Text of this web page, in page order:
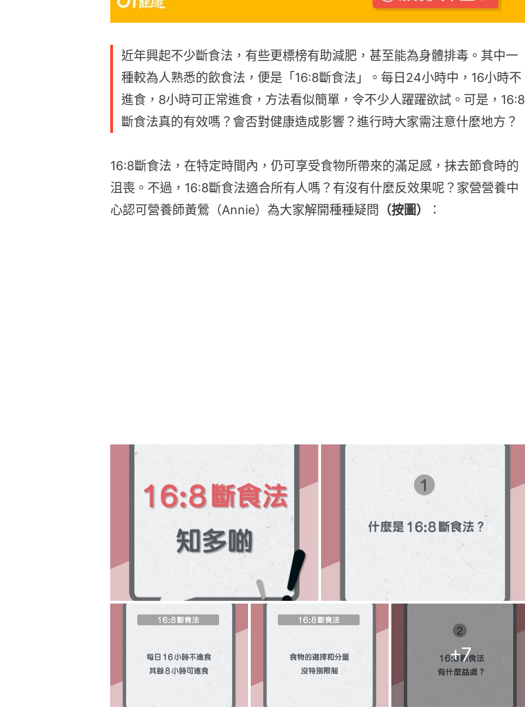
近年興起不少斷食法，有些更標榜有助減肥，甚至能為身體排毒。其中一
種較為人熟悉的飲食法，便是「16:8斷食法」。每日24小時中，16小時不
進食，8小時可正常進食，方法看似簡單，令不少人躍躍欲試。可是，16:8
斷食法真的有效嗎？會否對健康造成影響？進行時大家需注意什麼地方？
16:8斷食法，在特定時間內，仍可享受食物所帶來的滿足感，抹去節食時的
沮喪。不過，16:8斷食法適合所有人嗎？有沒有什麼反效果呢？家營營養中
心認可營養師黃鶯（Annie）為大家解開種種疑問
（按圖） ：
+7